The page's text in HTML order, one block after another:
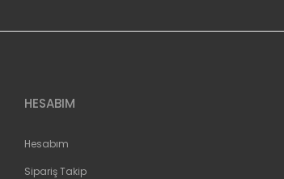
HESABIM
Hesabım
Sipariş Takip